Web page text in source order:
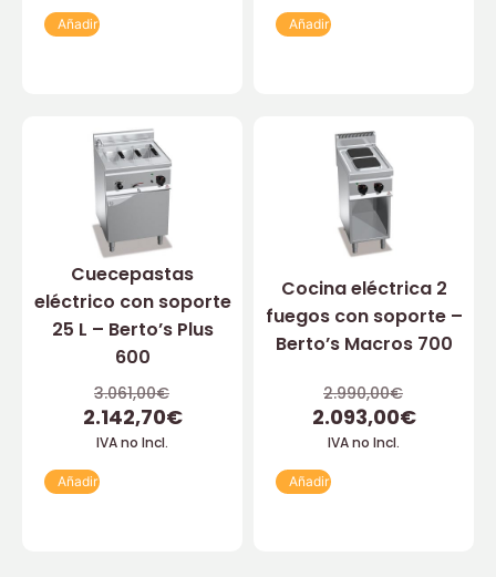
Añadir Añadir
Cuecepastas
eléctrico con soporte
25 L – Berto’s Plus
600
3.061,00€
2.142,70€
IVA no Incl.
Añadir
Cocina eléctrica 2
fuegos con soporte –
Berto’s Macros 700
2.990,00€
2.093,00€
IVA no Incl.
Añadir